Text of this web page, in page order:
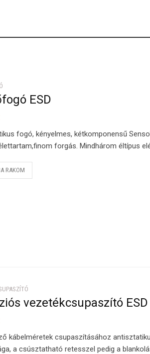
ESD
fogó, kényelmes, kétkomponensű
forgás. Mindhárom éltípus
RAKOM
vezetékcsupaszító
kábelméretek csupaszításához
a csúsztatható retesszel pedig a